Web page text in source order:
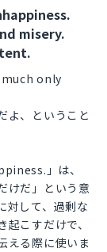
misery.
only
よ、ということ
」は、
けだ」という意
対して、過剰な
こすだけで、
える際に使いま